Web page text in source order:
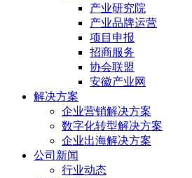
产业研究院
产业品牌运营
项目申报
招商服务
协会联盟
安徽产业网
解决方案
企业营销解决方案
数字化转型解决方案
企业出海解决方案
公司新闻
行业动态